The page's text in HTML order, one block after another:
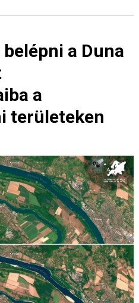
a Duna
a
területeken